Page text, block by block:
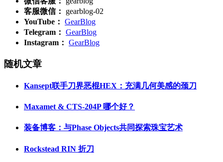
客服微信：
gearblog-02
YouTube： GearBlog
Telegram： GearBlog
Instagram： GearBlog
随机文章
Kansept联手刀界恶棍HEX：充满几何美感的颈刀
Maxamet & CTS-204P 哪个好？
装备博客：与Phase Objects共同探索珠宝艺术
Rockstead RIN 折刀